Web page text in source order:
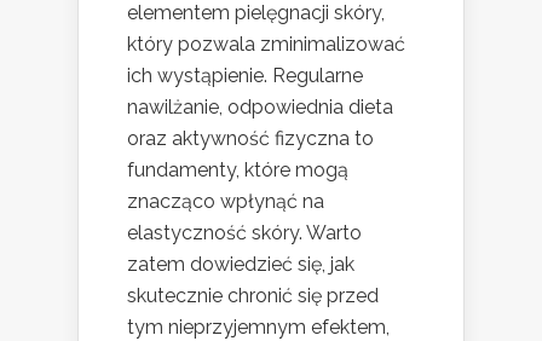
elementem pielęgnacji skóry,
który pozwala zminimalizować
ich wystąpienie. Regularne
nawilżanie, odpowiednia dieta
oraz aktywność fizyczna to
fundamenty, które mogą
znacząco wpłynąć na
elastyczność skóry. Warto
zatem dowiedzieć się, jak
skutecznie chronić się przed
tym nieprzyjemnym efektem,